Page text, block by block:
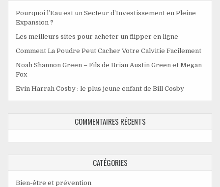
Pourquoi l’Eau est un Secteur d’Investissement en Pleine
Expansion ?
Les meilleurs sites pour acheter un flipper en ligne
Comment La Poudre Peut Cacher Votre Calvitie Facilement
Noah Shannon Green – Fils de Brian Austin Green et Megan
Fox
Evin Harrah Cosby : le plus jeune enfant de Bill Cosby
COMMENTAIRES RÉCENTS
CATÉGORIES
Bien-être et prévention